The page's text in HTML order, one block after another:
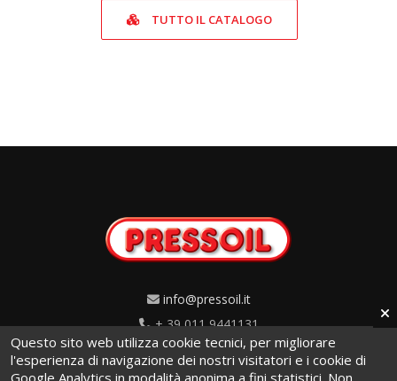
TUTTO IL CATALOGO
info@pressoil.it
+ 39 011 9441131
Via Cavaglià, 7 - 10020
Questo sito web utilizza cookie tecnici, per migliorare
l'esperienza di navigazione dei nostri visitatori e i cookie di
Google Analytics in modalità anonima a fini statistici. Non